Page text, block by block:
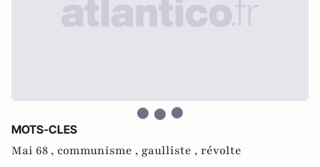
MOTS-CLES
Mai 68 , communisme , gaulliste , révolte